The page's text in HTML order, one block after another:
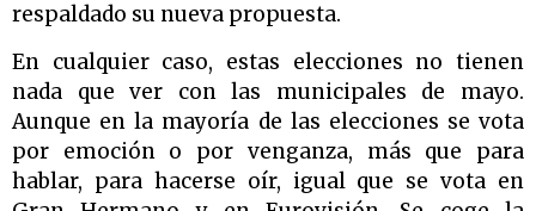
respaldado su nueva propuesta.
En cualquier caso, estas elecciones no tienen
nada que ver con las municipales de mayo.
Aunque en la mayoría de las elecciones se vota
por emoción o por venganza, más que para
hablar, para hacerse oír, igual que se vota en